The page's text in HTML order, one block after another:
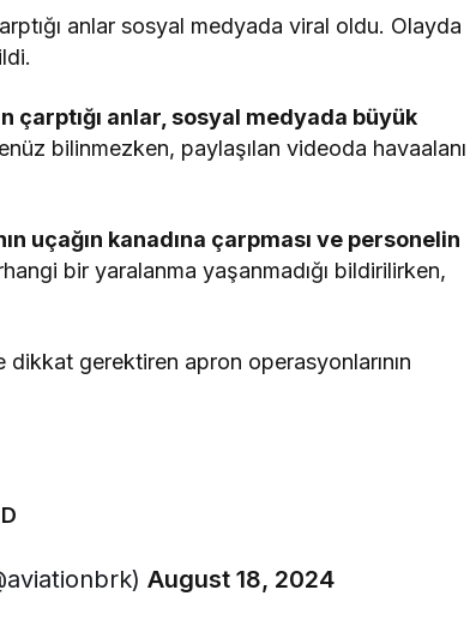
anlar sosyal medyada viral oldu. Olayda
çarptığı anlar, sosyal medyada büyük
bilinmezken, paylaşılan videoda havaalanı
uçağın kanadına çarpması ve personelin
bir yaralanma yaşanmadığı bildirilirken,
gerektiren apron operasyonlarının
August 18, 2024